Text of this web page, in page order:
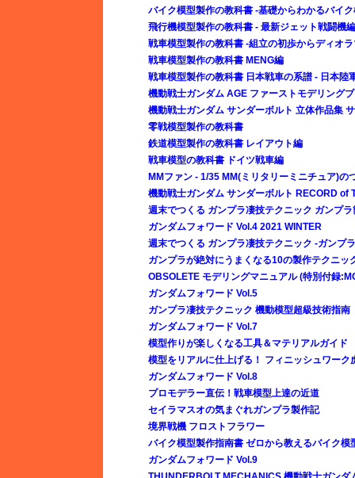
バイク模型製作の教科書 -基礎からわかるバイ
飛行機模型製作の教科書 - 最新ジェット戦闘機
戦車模型製作の教科書 -組立の初歩からディオ
戦車模型製作の教科書 MENG編
戦車模型製作の教科書 日本戦車の系譜 - 日本陸
機動戦士ガンダム AGE ファーストモデリング
機動戦士ガンダム サンダーボルト 立体作品集
零戦模型製作の教科書
鉄道模型製作の教科書 レイアウト編
戦車模型の教科書 ドイツ戦車編
MMファン - 1/35 MM(ミリタリーミニチュア)の
機動戦士ガンダム サンダーボルト RECORD of
週末でつくる ガンプラ凄技テクニック ガンプ
ガンダムフォワード Vol.4 2021 WINTER
週末でつくる ガンプラ凄技テクニック -ガンプ
ガンプラが絶対にうまくなる10の製作テクニッ
OBSOLETE モデリングマニュアル (特別付録
ガンダムフォワード Vol.5
ガンプラ凄技テクニック 機動模型超級技術指南
ガンダムフォワード Vol.7
模型作りが楽しくなる工具＆マテリアルガイド
模型をリアルに仕上げる！ フィニッシュワーク
ガンダムフォワード Vol.8
プロモデラー直伝！戦車模型上達の近道
セイラマスオの気まぐれガンプラ製作記
境界戦機 フロストフラワー
バイク模型製作指南書 ゼロから教えるバイク模
ガンダムフォワード Vol.9